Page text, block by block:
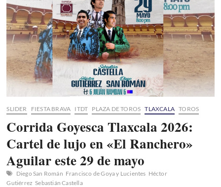
500
años.
Escribano,
Valadez
y
El
Galo,
disputandose
la
banderilla
SLIDER
FIESTA BRAVA ITDT PLAZA DE TOROS TLAXCALA TOROS
Corrida Goyesca Tlaxcala 2026:
Cartel de lujo en «El Ranchero»
Aguilar este 29 de mayo
Diego San Román Francisco de Goya y Lucientes Héctor
Gutiérrez Sebastián Castella